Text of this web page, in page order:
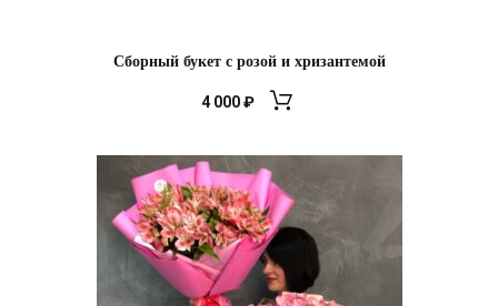
Сборный букет с розой и хризантемой
4 000₽